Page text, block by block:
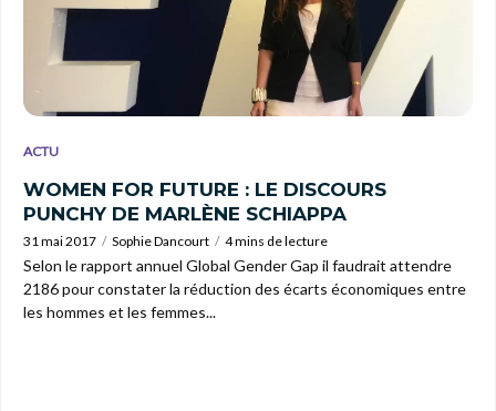
ACTU
WOMEN FOR FUTURE : LE DISCOURS
PUNCHY DE MARLÈNE SCHIAPPA
31 mai 2017 Sophie Dancourt 4 mins de lecture
Selon le rapport annuel Global Gender Gap il faudrait attendre
2186 pour constater la réduction des écarts économiques entre
les hommes et les femmes...